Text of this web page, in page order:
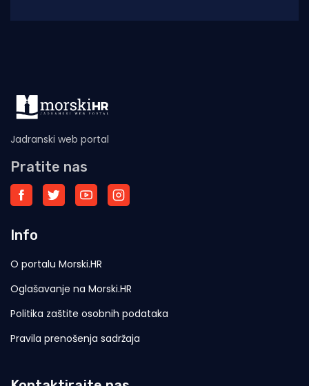
Jadranski web portal
Pratite nas
Info
O portalu Morski.HR
Oglašavanje na Morski.HR
Politika zaštite osobnih podataka
Pravila prenošenja sadržaja